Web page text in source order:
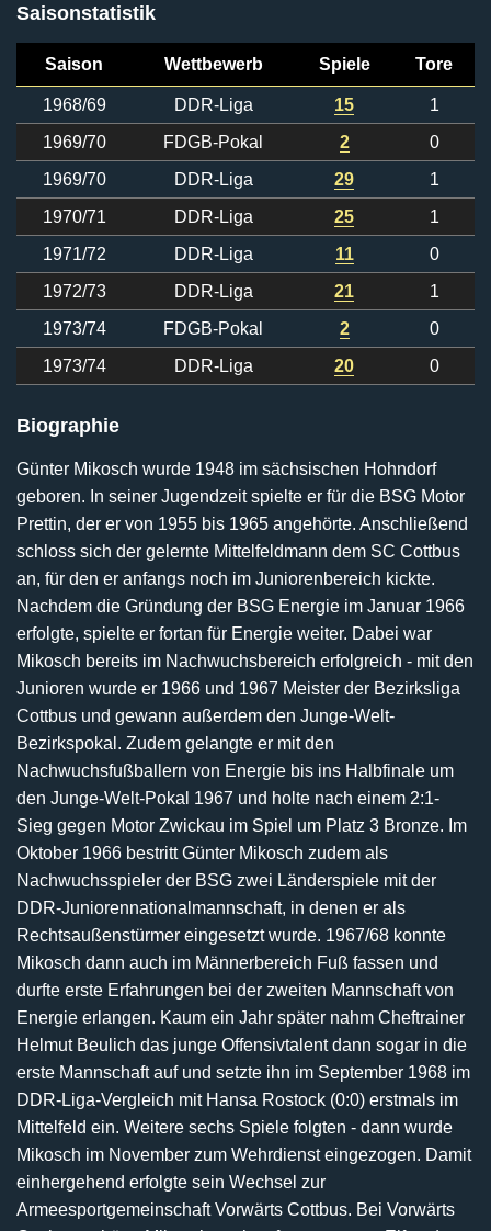
Saisonstatistik
Saison Wettbewerb Spiele Tore
1968/69 DDR-Liga 15
1
1969/70
FDGB-Pokal 2
0
1969/70
DDR-Liga 29
1
1970/71
DDR-Liga 25
1
1971/72
DDR-Liga 11
0
1972/73
DDR-Liga 21
1
1973/74
FDGB-Pokal 2
0
1973/74
DDR-Liga 20 0
Biographie
Günter Mikosch wurde 1948 im sächsischen Hohndorf
geboren. In seiner Jugendzeit spielte er für die BSG Motor
Prettin, der er von 1955 bis 1965 angehörte. Anschließend
schloss sich der gelernte Mittelfeldmann dem SC Cottbus
an, für den er anfangs noch im Juniorenbereich kickte.
Nachdem die Gründung der BSG Energie im Januar 1966
erfolgte, spielte er fortan für Energie weiter. Dabei war
Mikosch bereits im Nachwuchsbereich erfolgreich - mit den
Junioren wurde er 1966 und 1967 Meister der Bezirksliga
Cottbus und gewann außerdem den Junge-Welt-
Bezirkspokal. Zudem gelangte er mit den
Nachwuchsfußballern von Energie bis ins Halbfinale um
den Junge-Welt-Pokal 1967 und holte nach einem 2:1-
Sieg gegen Motor Zwickau im Spiel um Platz 3 Bronze. Im
Oktober 1966 bestritt Günter Mikosch zudem als
Nachwuchsspieler der BSG zwei Länderspiele mit der
DDR-Juniorennationalmannschaft, in denen er als
Rechtsaußenstürmer eingesetzt wurde. 1967/68 konnte
Mikosch dann auch im Männerbereich Fuß fassen und
durfte erste Erfahrungen bei der zweiten Mannschaft von
Energie erlangen. Kaum ein Jahr später nahm Cheftrainer
Helmut Beulich das junge Offensivtalent dann sogar in die
erste Mannschaft auf und setzte ihn im September 1968 im
DDR-Liga-Vergleich mit Hansa Rostock (0:0) erstmals im
Mittelfeld ein. Weitere sechs Spiele folgten - dann wurde
Mikosch im November zum Wehrdienst eingezogen. Damit
einhergehend erfolgte sein Wechsel zur
Armeesportgemeinschaft Vorwärts Cottbus. Bei Vorwärts